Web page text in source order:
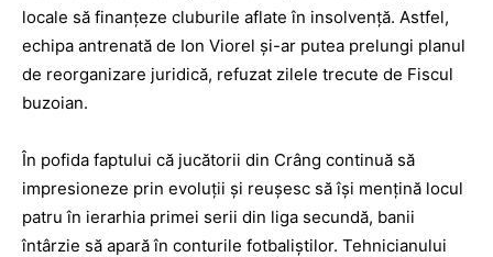
locale să finanţeze cluburile aflate în insolvenţă. Astfel,
echipa antrenată de Ion Viorel şi-ar putea prelungi planul
de reorganizare juridică, refuzat zilele trecute de Fiscul
buzoian.
În pofida faptului că jucătorii din Crâng continuă să
impresioneze prin evoluţii şi reuşesc să îşi menţină locul
patru în ierarhia primei serii din liga secundă, banii
întârzie să apară în conturile fotbaliştilor. Tehnicianului